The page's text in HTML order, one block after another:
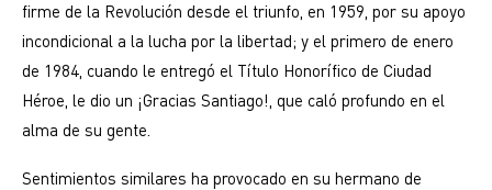
firme de la Revolución desde el triunfo, en 1959, por su apoyo
incondicional a la lucha por la libertad; y el primero de enero
de 1984, cuando le entregó el Título Honorífico de Ciudad
Héroe, le dio un ¡Gracias Santiago!, que caló profundo en el
alma de su gente.
Sentimientos similares ha provocado en su hermano de